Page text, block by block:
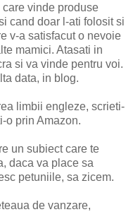
vinde produse
cand doar l-ati folosit si
v-a satisfacut o nevoie
mamici. Atasati in
si va vinde pentru voi.
data, in blog.
limbii engleze, scrieti-
o prin Amazon.
un subiect care te
daca va place sa
petuniile, sa zicem.
de vanzare,